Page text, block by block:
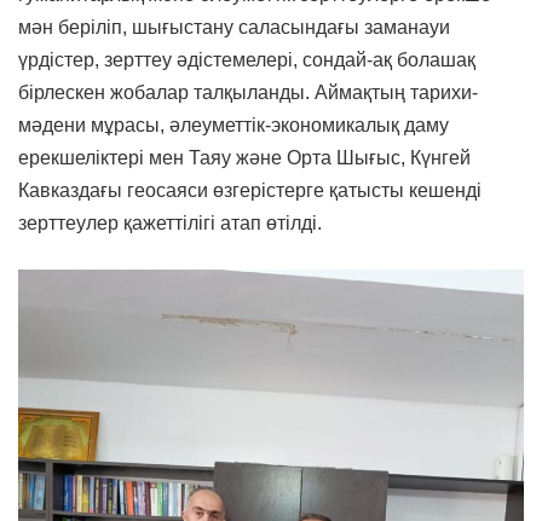
мән беріліп, шығыстану саласындағы заманауи
үрдістер, зерттеу әдістемелері, сондай-ақ болашақ
бірлескен жобалар талқыланды. Аймақтың тарихи-
мәдени мұрасы, әлеуметтік-экономикалық даму
ерекшеліктері мен Таяу және Орта Шығыс, Күнгей
Кавказдағы геосаяси өзгерістерге қатысты кешенді
зерттеулер қажеттілігі атап өтілді.